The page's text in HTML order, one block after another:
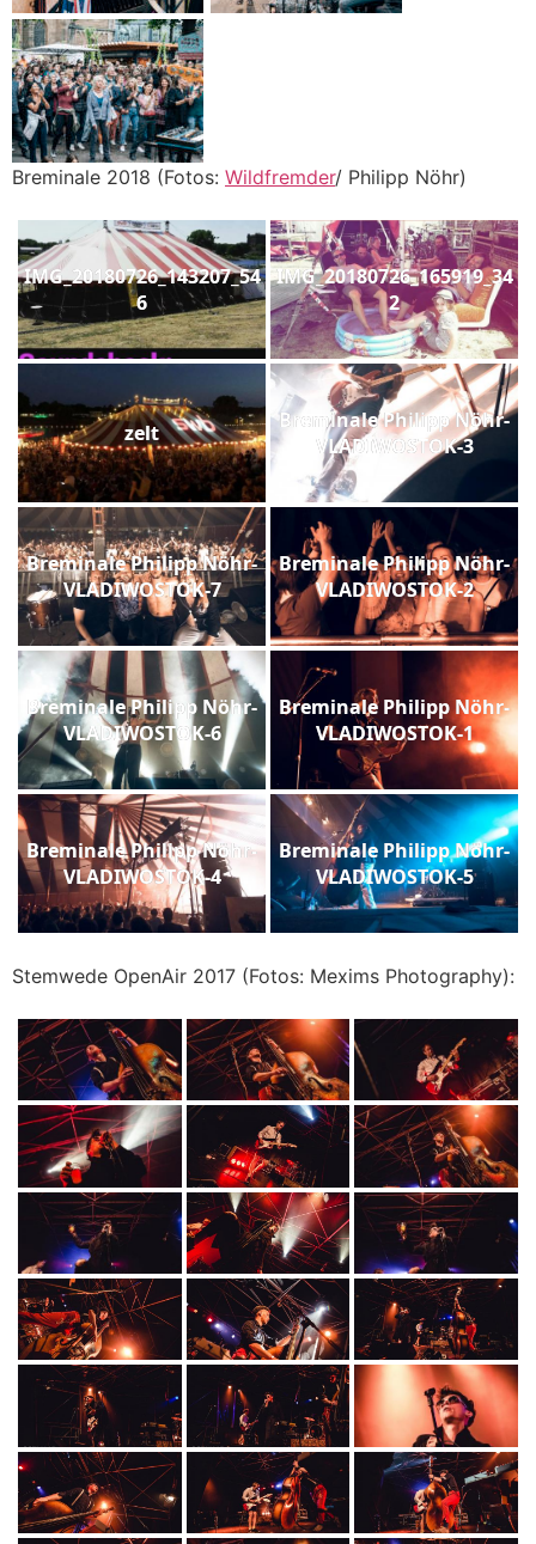
Breminale 2018 (Fotos: Wildfremder/ Philipp Nöhr)
IMG_20180726_143207_54
6
IMG_20180726_165919_34
2
zelt
Breminale Philipp Nöhr-
VLADIWOSTOK-3
Breminale Philipp Nöhr-
VLADIWOSTOK-7
Breminale Philipp Nöhr-
VLADIWOSTOK-2
Breminale Philipp Nöhr-
VLADIWOSTOK-6
Breminale Philipp Nöhr-
VLADIWOSTOK-1
Breminale Philipp Nöhr-
VLADIWOSTOK-4
Breminale Philipp Nöhr-
VLADIWOSTOK-5
Stemwede OpenAir 2017 (Fotos: Mexims Photography):